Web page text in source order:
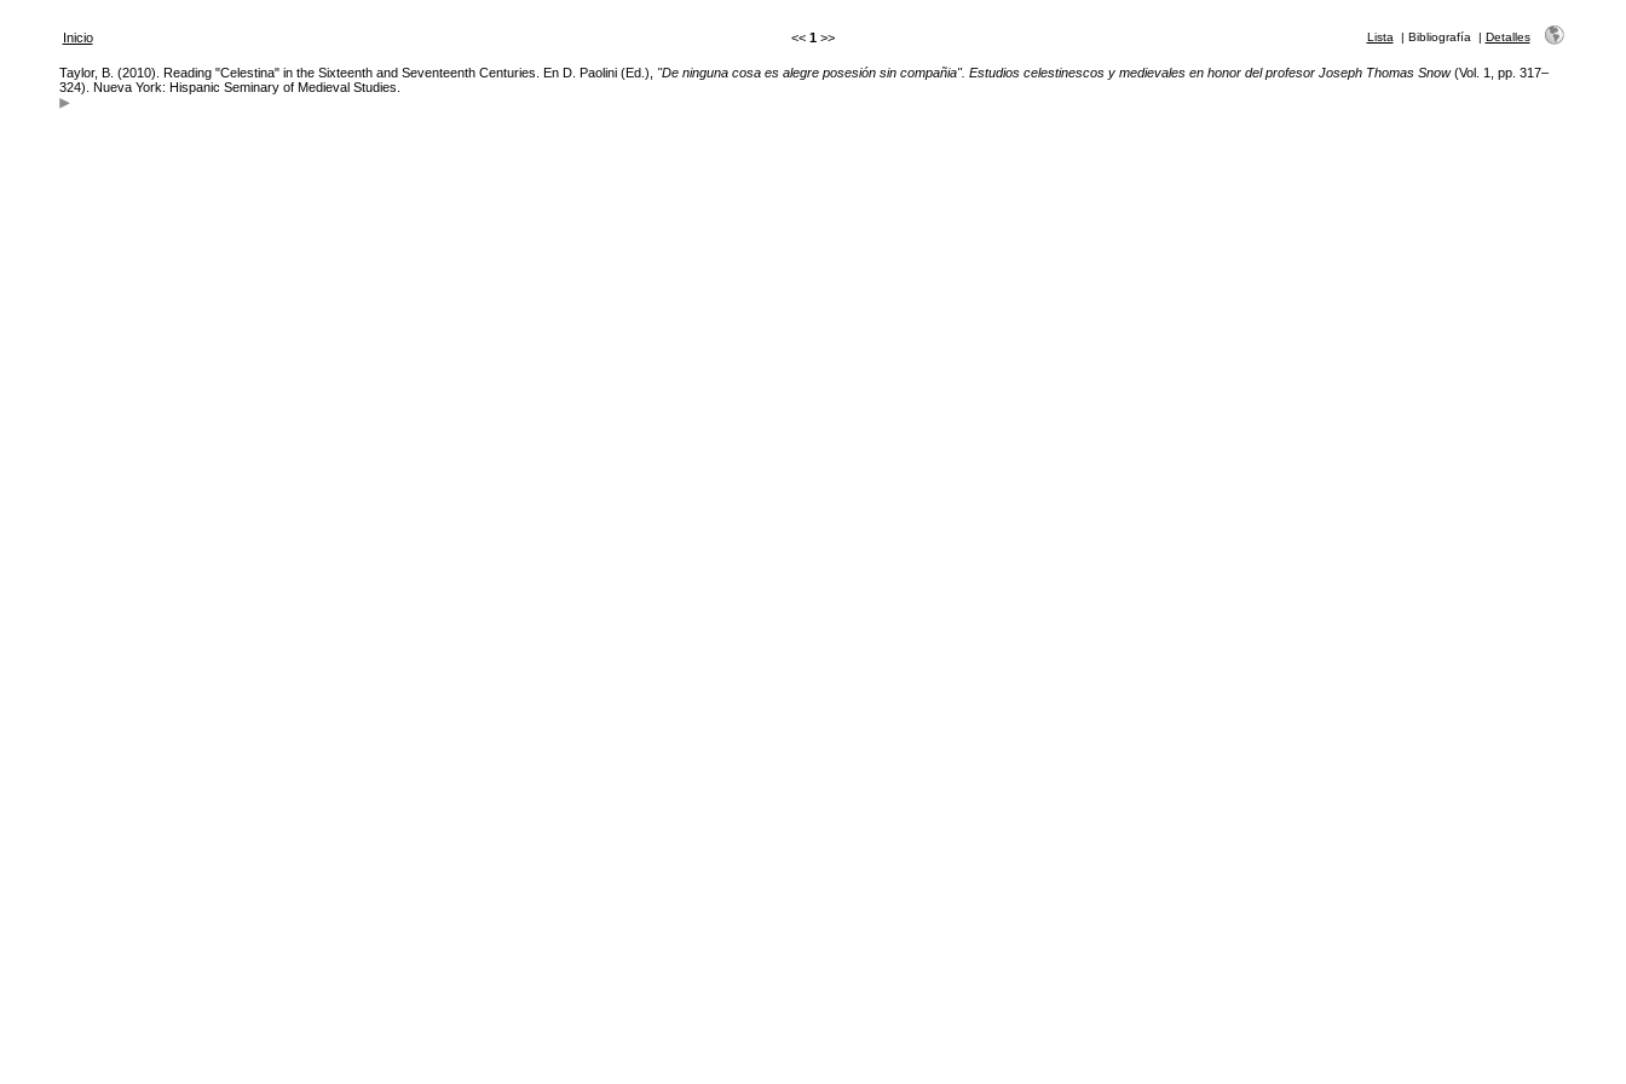
Inicio << 1 >> Lista | Bibliografía | Detalles
Taylor, B. (2010). Reading "Celestina" in the Sixteenth and Seventeenth Centuries. En D. Paolini (Ed.), "De ninguna cosa es alegre posesión sin compañia". Estudios celestinescos y medievales en honor del profesor Joseph Thomas Snow(Vol. 1, pp. 317–
324). Nueva York: Hispanic Seminary of Medieval Studies.